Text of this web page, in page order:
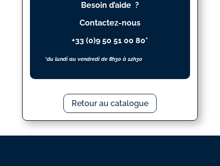
Besoin d’aide ?
Contactez-nous
+33 (0)9 50 51 00 80*
*du lundi au vendredi de 8h30 à 12h30
Retour au catalogue